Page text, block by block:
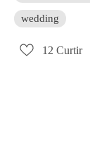
wedding
12 Curtir